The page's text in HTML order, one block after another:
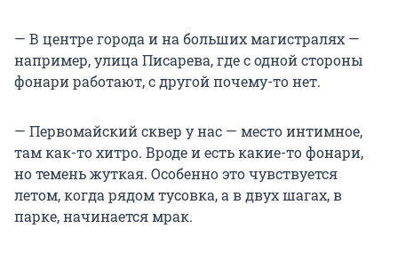
— В центре города и на больших магистралях —
например, улица Писарева, где с одной стороны
фонари работают, с другой почему-то нет.
— Первомайский сквер у нас — место интимное,
там как-то хитро. Вроде и есть какие-то фонари,
но темень жуткая. Особенно это чувствуется
летом, когда рядом тусовка, а в двух шагах, в
парке, начинается мрак.